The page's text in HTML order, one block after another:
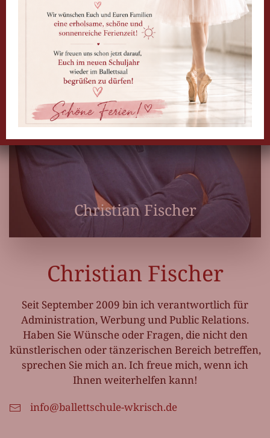
Christian Fischer
Christian Fischer
Seit September 2009 bin ich verantwortlich für
Administration, Werbung und Public Relations.
Haben Sie Wünsche oder Fragen, die nicht den
künstlerischen oder tänzerischen Bereich betreffen,
sprechen Sie mich an. Ich freue mich, wenn ich
Ihnen weiterhelfen kann!
info@ballettschule-wkrisch.de